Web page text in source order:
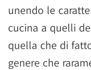
unendo le
cucina a quelli
quella che di
genere che